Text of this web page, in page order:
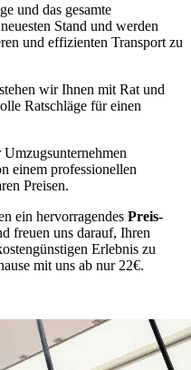
und das gesamte
Stand und werden
und effizienten Transport zu
wir Ihnen mit Rat und
Ratschläge für einen
einem professionellen
Preisen.
ein hervorragendes Preis-
freuen uns darauf, Ihren
Erlebnis zu
mit uns ab nur 22€.